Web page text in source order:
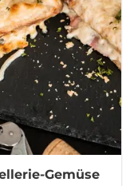
Gemüse